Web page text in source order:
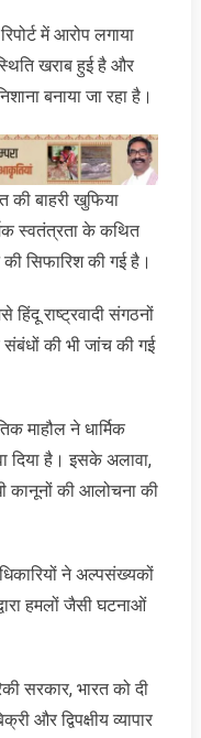
में आरोप लगाया
खराब हुई है और
बनाया जा रहा है।
की बाहरी खुफिया
स्वतंत्रता के कथित
सिफारिश की गई है।
राष्ट्रवादी संगठनों
संबंधों की भी जांच की गई
माहौल ने धार्मिक
दिया है। इसके अलावा,
कानूनों की आलोचना की
ने अल्पसंख्यकों
हमलों जैसी घटनाओं
सरकार, भारत को दी
और द्विपक्षीय व्यापार